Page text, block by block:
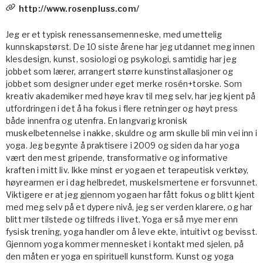
http://www.rosenpluss.com/
Jeg er et typisk renessansemenneske, med umettelig
kunnskapstørst. De 10 siste årene har jeg utdannet meg innen
klesdesign, kunst, sosiologi og psykologi, samtidig har jeg
jobbet som lærer, arrangert større kunstinstallasjoner og
jobbet som designer under eget merke rosén+torske. Som
kreativ akademiker med høye krav til meg selv, har jeg kjent på
utfordringen i det å ha fokus i flere retninger og høyt press
både innenfra og utenfra. En langvarig kronisk
muskelbetennelse i nakke, skuldre og arm skulle bli min vei inn i
yoga. Jeg begynte å praktisere i 2009 og siden da har yoga
vært den mest gripende, transformative og informative
kraften i mitt liv. Ikke minst er yogaen et terapeutisk verktøy,
høyrearmen er i dag helbredet, muskelsmertene er forsvunnet.
Viktigere er at jeg gjennom yogaen har fått fokus og blitt kjent
med meg selv på et dypere nivå, jeg ser verden klarere, og har
blitt mer tilstede og tilfreds i livet. Yoga er så mye mer enn
fysisk trening, yoga handler om å leve ekte, intuitivt og bevisst.
Gjennom yoga kommer mennesket i kontakt med sjelen, på
den måten er yoga en spirituell kunstform. Kunst og yoga